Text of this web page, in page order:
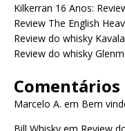
Kilkerran 16 Anos:
Review The English
Review do whisky
Review do whisky
Comentários
Marcelo A. em Bem